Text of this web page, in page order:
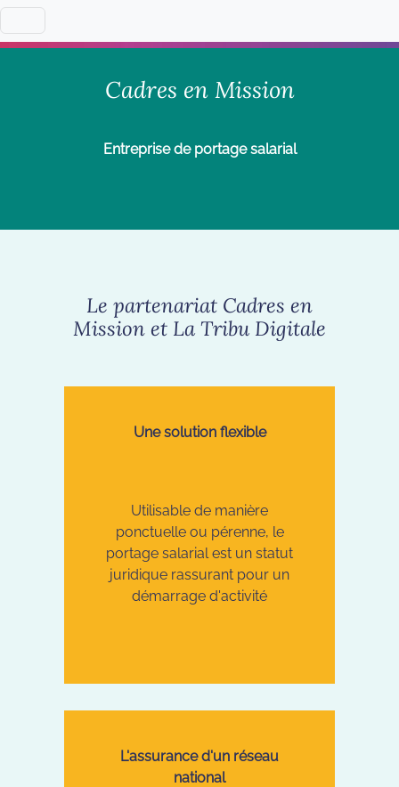
Cadres en Mission
Entreprise de portage salarial
Le partenariat Cadres en
Mission et La Tribu Digitale
Une solution flexible
Utilisable de manière
ponctuelle ou pérenne, le
portage salarial est un statut
juridique rassurant pour un
démarrage d'activité
L'assurance d'un réseau
national